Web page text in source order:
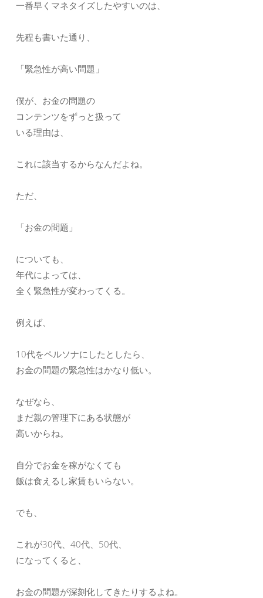
一番早くマネタイズしたやすいのは、
先程も書いた通り、
「緊急性が高い問題」
僕が、お金の問題の
コンテンツをずっと扱って
いる理由は、
これに該当するからなんだよね。
ただ、
「お金の問題」
についても、
年代によっては、
全く緊急性が変わってくる。
例えば、
10代をペルソナにしたとしたら、
お金の問題の緊急性はかなり低い。
なぜなら、
まだ親の管理下にある状態が
高いからね。
自分でお金を稼がなくても
飯は食えるし家賃もいらない。
でも、
これが30代、40代、50代、
になってくると、
お金の問題が深刻化してきたりするよね。